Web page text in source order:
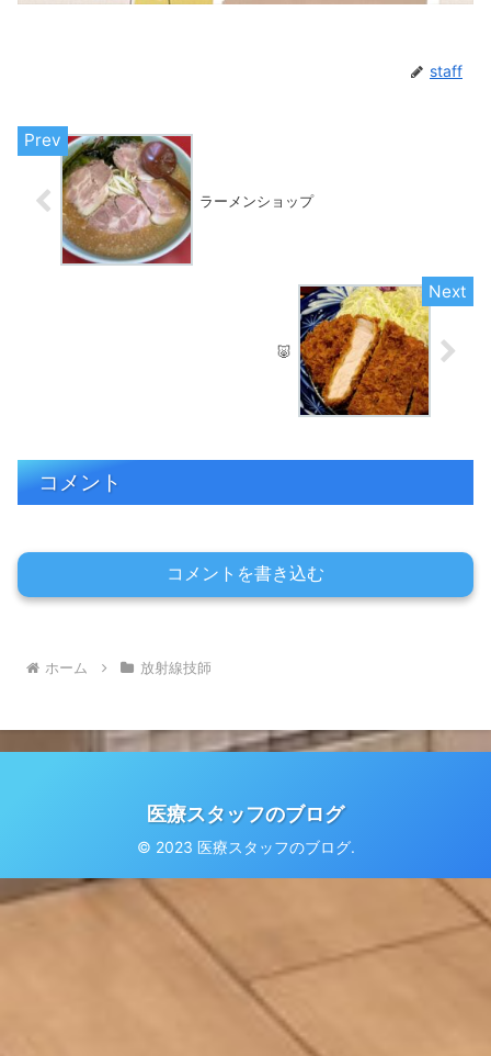
staff
ラーメンショップ
🐷
コメント
コメントを書き込む
ホーム 放射線技師
医療スタッフのブログ
© 2023 医療スタッフのブログ.